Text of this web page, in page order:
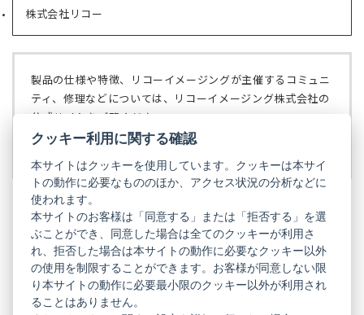
で
開
く）
タ
ブ
で
く）
株式会社リコー
（新
ブ
で
開
製品の仕様や特徴、リコーイメージングが主催するコミュニ
ティ、修理などについては、リコーイメージング株式会社の
公式サイトをご覧ください。
リコーイメージング株式会社の公式サイト
（新
し
い
タ
ブ
で
開
く）
PENTAX
PENTAX
の
公
式
LINE（新
PENTAX
の
公
PENTAX
の
公
PENTAX
の
公
PENTAX
の
公
クッキー利用に関する確認
本サイトはクッキーを使用しています。クッキーは本サイ
トの動作に必要なもののほか、アクセス状況の分析などに
使われます。
本サイトのお客様は「同意する」または「拒否する」を選
ぶことができ、同意した場合は全てのクッキーが利用さ
れ、拒否した場合は本サイトの動作に必要なクッキー以外
の使用を制限することができます。お客様が同意しない限
り本サイトの動作に必要最小限のクッキー以外が利用され
ることはありません。